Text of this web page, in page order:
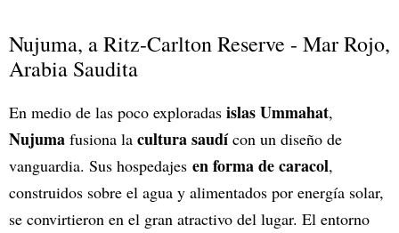
Nujuma, a Ritz-Carlton Reserve - Mar Rojo,
Arabia Saudita
En medio de las poco exploradas islas Ummahat,
Nujuma fusiona la cultura saudícon un diseño de
vanguardia. Sus hospedajes en forma de caracol,
construidos sobre el agua y alimentados por energía solar,
se convirtieron en el gran atractivo del lugar. El entorno